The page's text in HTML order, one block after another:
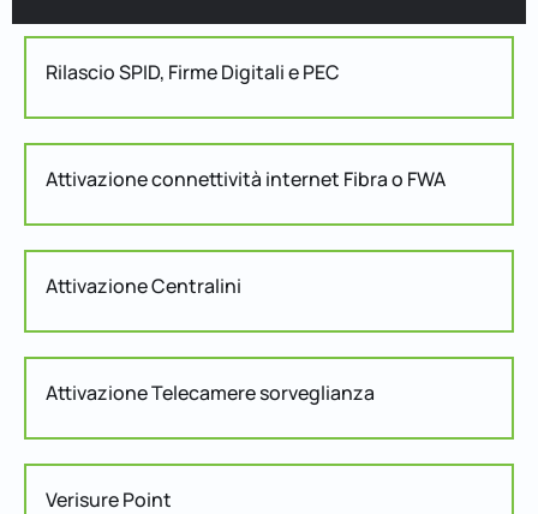
Rilascio SPID, Firme Digitali e PEC
Attivazione connettività internet Fibra o FWA
Attivazione Centralini
Attivazione Telecamere sorveglianza
Verisure Point